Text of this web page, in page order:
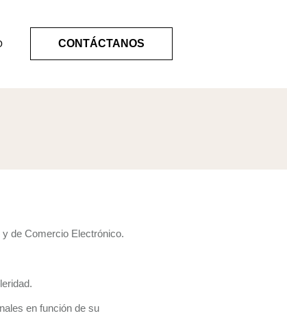
CONTÁCTANOS
de Comercio Electrónico.
en función de su